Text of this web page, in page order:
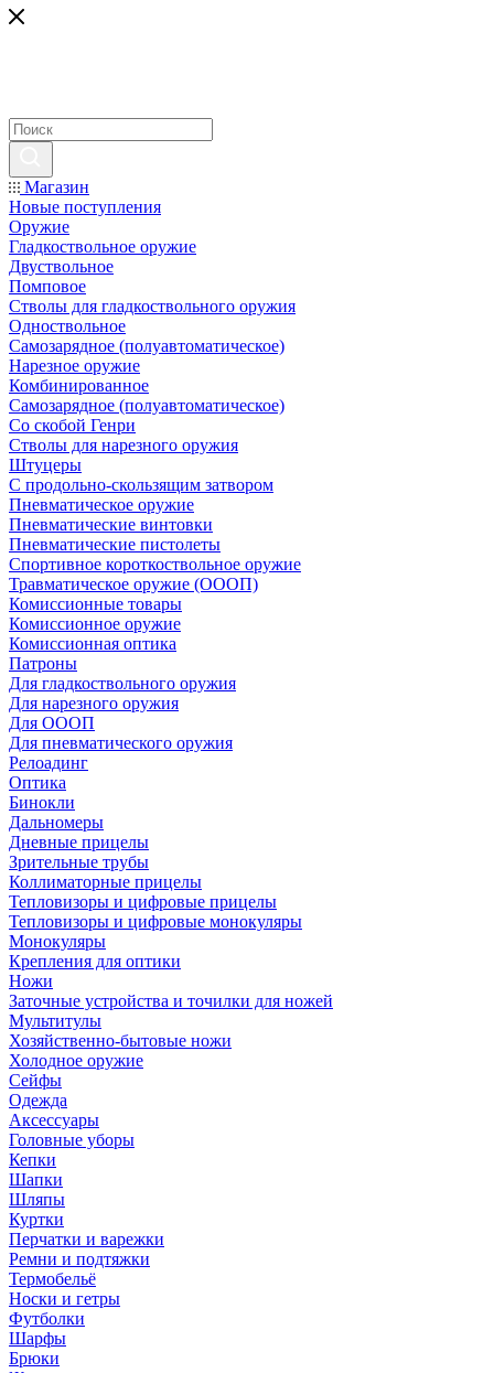
Магазин
Новые поступления
Оружие
Гладкоствольное оружие
Двуствольное
Помповое
Стволы для гладкоствольного оружия
Одноствольное
Самозарядное (полуавтоматическое)
Нарезное оружие
Комбинированное
Самозарядное (полуавтоматическое)
Со скобой Генри
Стволы для нарезного оружия
Штуцеры
С продольно-скользящим затвором
Пневматическое оружие
Пневматические винтовки
Пневматические пистолеты
Спортивное короткоствольное оружие
Травматическое оружие (ОООП)
Комиссионные товары
Комиссионное оружие
Комиссионная оптика
Патроны
Для гладкоствольного оружия
Для нарезного оружия
Для ОООП
Для пневматического оружия
Релоадинг
Оптика
Бинокли
Дальномеры
Дневные прицелы
Зрительные трубы
Коллиматорные прицелы
Тепловизоры и цифровые прицелы
Тепловизоры и цифровые монокуляры
Монокуляры
Крепления для оптики
Ножи
Заточные устройства и точилки для ножей
Мультитулы
Хозяйственно-бытовые ножи
Холодное оружие
Сейфы
Одежда
Аксессуары
Головные уборы
Кепки
Шапки
Шляпы
Куртки
Перчатки и варежки
Ремни и подтяжки
Термобельё
Носки и гетры
Футболки
Шарфы
Брюки